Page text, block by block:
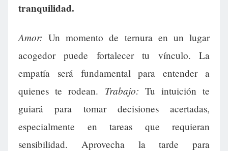
tranquilidad.
Amor: Un momento de ternura en un lugar
acogedor puede fortalecer tu vínculo. La
empatía será fundamental para entender a
quienes te rodean. Trabajo: Tu intuición te
guiará para tomar decisiones acertadas,
especialmente en tareas que requieran
sensibilidad. Aprovecha la tarde para